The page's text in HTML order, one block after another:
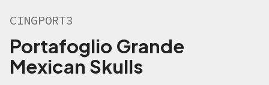
CINGPORT3
Portafoglio Grande
Mexican Skulls